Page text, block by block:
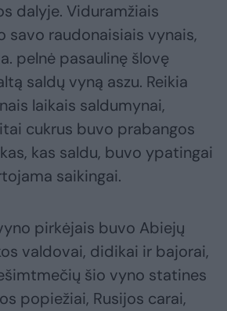
dalyje. Viduramžiais
savo raudonaisiais vynais,
pelnė pasaulinę šlovę
saldų vyną aszu. Reikia
laikais saldumynai,
cukrus buvo prabangos
kas saldu, buvo ypatingai
saikingai.
pirkėjais buvo Abiejų
valdovai, didikai ir bajorai,
šio vyno statines
popiežiai, Rusijos carai,